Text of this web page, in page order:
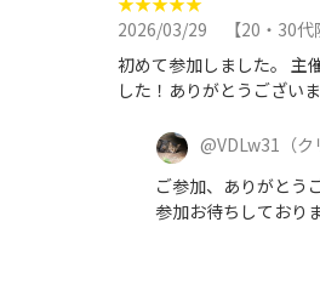
2026/03/29
【20・30代限
初めて参加しました。 主
した！ありがとうござい
@VDLw31 （
ご参加、ありがとう
参加お待ちしており